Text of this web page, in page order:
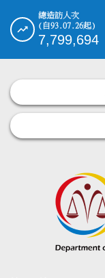
總造訪人次
(自93.07.26起)
7,799,694